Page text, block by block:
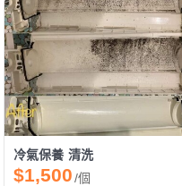
冷氣保養 清洗
$1,500/個